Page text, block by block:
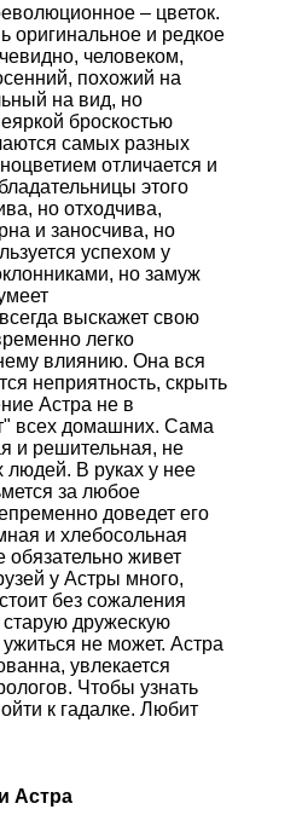
– цветок.
оригинальное и редкое
человеком,
похожий на
на вид, но
броскостью
самых разных
отличается и
этого
но отходчива,
и заносчива, но
успехом у
но замуж
выскажет свою
легко
влиянию. Она вся
неприятность, скрыть
Астра не в
всех домашних. Сама
и решительная, не
В руках у нее
за любое
доведет его
и хлебосольная
обязательно живет
у Астры много,
без сожаления
дружескую
не может. Астра
увлекается
Чтобы узнать
к гадалке. Любит
Астра